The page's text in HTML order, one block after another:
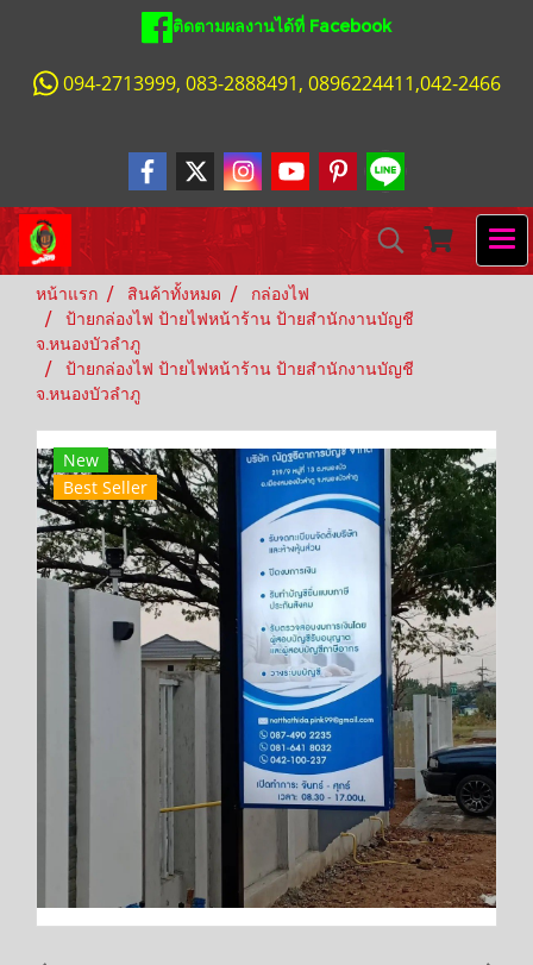
ติดตามผลงานได้ที่ Facebook
094-2713999, 083-2888491, 0896224411,042-2466
หน้าแรก สินค้าทั้งหมด
กล่องไฟ
ป้ายกล่องไฟ ป้ายไฟหน้าร้าน ป้ายสำนักงานบัญชี
จ.หนองบัวลำภู
ป้ายกล่องไฟ ป้ายไฟหน้าร้าน ป้ายสำนักงานบัญชี
จ.หนองบัวลำภู
New
Best Seller